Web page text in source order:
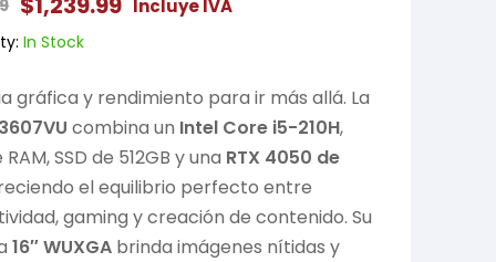
Incluye IVA
In Stock
gráfica y rendimiento para ir más allá. La
combina un Intel Core i5-210H,
RAM, SSD de 512GB y una RTX 4050 de
el equilibrio perfecto entre
gaming y creación de contenido. Su
16″ WUXGA brinda imágenes nítidas y